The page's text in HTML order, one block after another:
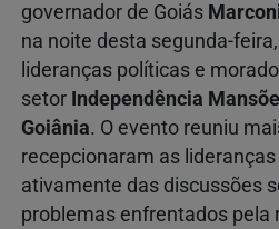
governador de Goiás
na noite desta segunda-
lideranças políticas e
setor Independência
Goiânia. O evento reuniu
recepcionaram as
ativamente das discussões
problemas enfrentados pela